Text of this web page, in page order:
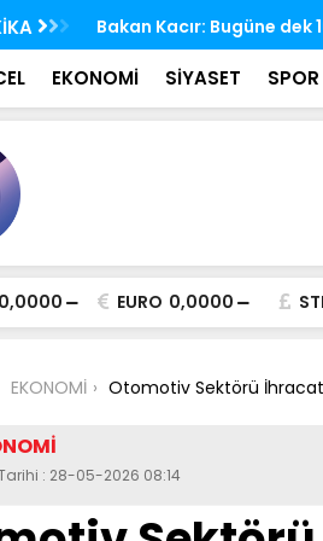
edildi
Bakan Kacır: Bugüne
bilim insanları
EKONOMİ SİYASET SPOR
0,0000 EURO 0,0000
EKONOMİ Otomotiv Sektörü
: 28-05-2026 08:14